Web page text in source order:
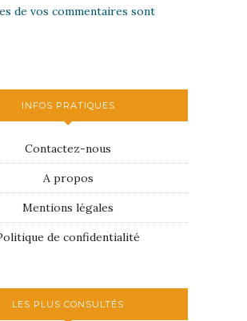
de vos commentaires sont
INFOS PRATIQUES
Contactez-nous
A propos
Mentions légales
de confidentialité
LES PLUS CONSULTÉS